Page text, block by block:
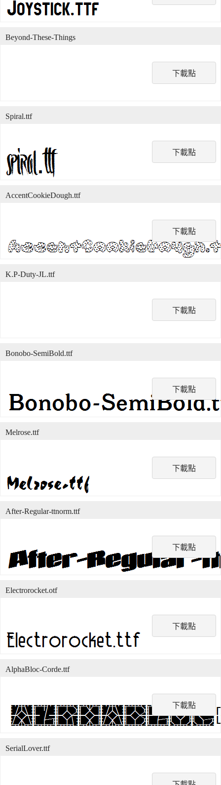
下載點
Beyond-These-Things
下載點
Spiral.ttf
下載點
AccentCookieDough.ttf
下載點
K.P-Duty-JL.ttf
下載點
Bonobo-SemiBold.ttf
下載點
Melrose.ttf
下載點
After-Regular-ttnorm.ttf
下載點
Electrorocket.otf
下載點
AlphaBloc-Corde.ttf
SerialLover.ttf